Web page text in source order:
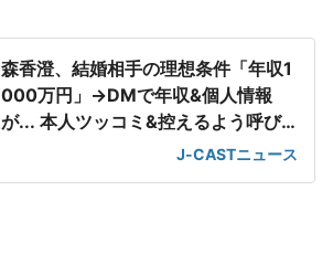
森香澄、結婚相手の理想条件「年収1
000万円」→DMで年収&個人情報
が... 本人ツッコミ&控えるよう呼び
J-CASTニュース